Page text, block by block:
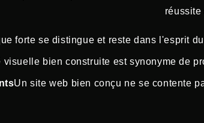
réussite
forte se distingue et reste dans l'esprit
visuelle bien construite est synonyme de
Un site web bien conçu ne se contente